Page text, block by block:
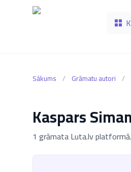
Sākums / Grāmatu autori /
Kaspars
1 grāmata Luta.lv platformā.